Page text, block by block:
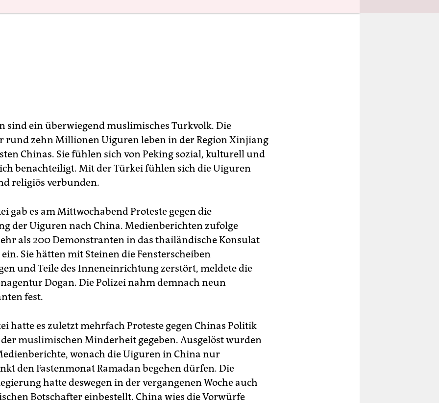
sind ein überwiegend muslimisches Turkvolk. Die
rund zehn Millionen Uiguren leben in der Region Xinjiang
Chinas. Sie fühlen sich von Peking sozial, kulturell und
benachteiligt. Mit der Türkei fühlen sich die Uiguren
religiös verbunden.
gab es am Mittwochabend Proteste gegen die
der Uiguren nach China. Medienberichten zufolge
als 200 Demonstranten in das thailändische Konsulat
Sie hätten mit Steinen die Fensterscheiben
und Teile des Inneneinrichtung zerstört, meldete die
Dogan. Die Polizei nahm demnach neun
fest.
hatte es zuletzt mehrfach Proteste gegen Chinas Politik
muslimischen Minderheit gegeben. Ausgelöst wurden
wonach die Uiguren in China nur
den Fastenmonat Ramadan begehen dürfen. Die
hatte deswegen in der vergangenen Woche auch
Botschafter einbestellt. China wies die Vorwürfe